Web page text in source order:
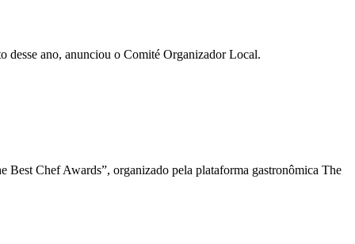
desse ano, anunciou o Comité Organizador Local.
Chef Awards”, organizado pela plataforma gastronômica The